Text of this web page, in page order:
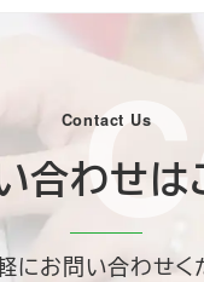
Contact Us
合わせは
にお問い合わせく